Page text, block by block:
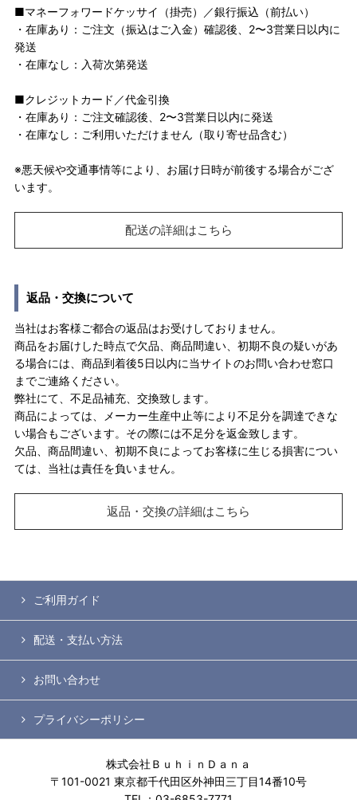
■マネーフォワードケッサイ（掛売）／銀行振込（前払い）
・在庫あり：ご注文（振込はご入金）確認後、2〜3営業日以内に
発送
・在庫なし：入荷次第発送
■クレジットカード／代金引換
・在庫あり：ご注文確認後、2〜3営業日以内に発送
・在庫なし：ご利用いただけません（取り寄せ品含む）
※悪天候や交通事情等により、お届け日時が前後する場合がござ
います。
配送の詳細はこちら
返品・交換について
当社はお客様ご都合の返品はお受けしておりません。
商品をお届けした時点で欠品、商品間違い、初期不良の疑いがあ
る場合には、商品到着後5日以内に当サイトのお問い合わせ窓口
までご連絡ください。
弊社にて、不足品補充、交換致します。
商品によっては、メーカー生産中止等により不足分を調達できな
い場合もございます。その際には不足分を返金致します。
欠品、商品間違い、初期不良によってお客様に生じる損害につい
ては、当社は責任を負いません。
返品・交換の詳細はこちら
ご利用ガイド
配送・支払い方法
お問い合わせ
プライバシーポリシー
株式会社ＢｕｈｉｎＤａｎａ
〒101-0021 東京都千代田区外神田三丁目14番10号